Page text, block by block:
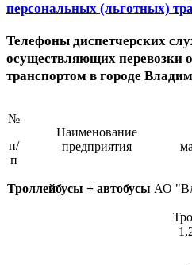
персональных (льготных)
Телефоны диспетчерских
осуществляющих перевозки
транспортом в городе
№
п/
п
Наименование
предприятия
Троллейбусы + автобусы АО